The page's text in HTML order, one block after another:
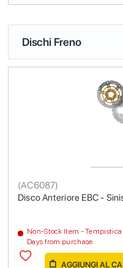
Dischi Freno
Disco Anteriore EBC -
(AC6087)
Non-Stock Item - Tempistica
Days from purchase
AGGIUNGI AL